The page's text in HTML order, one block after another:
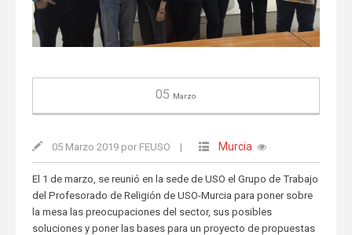
05 Marzo
05 Marzo 2019 por FEUSO | Murcia
El 1 de marzo, se reunió en la sede de USO el Grupo de Trabajo
del Profesorado de Religión de USO-Murcia para poner sobre
la mesa las preocupaciones del sector, sus posibles
soluciones y poner las bases para un proyecto de propuestas